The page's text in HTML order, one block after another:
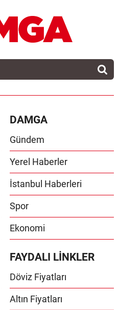
DAMGA
Gündem
Yerel Haberler
İstanbul Haberleri
Spor
Ekonomi
FAYDALI LİNKLER
Döviz Fiyatları
Altın Fiyatları